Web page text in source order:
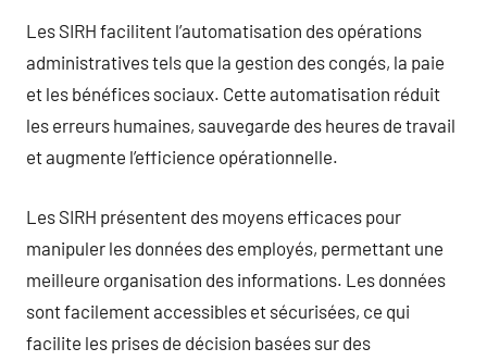
Les SIRH facilitent l’automatisation des opérations
administratives tels que la gestion des congés, la paie
et les bénéfices sociaux. Cette automatisation réduit
les erreurs humaines, sauvegarde des heures de travail
et augmente l’efficience opérationnelle.
Les SIRH présentent des moyens efficaces pour
manipuler les données des employés, permettant une
meilleure organisation des informations. Les données
sont facilement accessibles et sécurisées, ce qui
facilite les prises de décision basées sur des